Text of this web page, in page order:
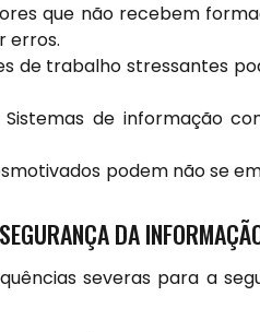
que não recebem
erros.
de trabalho stressantes
Sistemas de informação
podem não se
DA
severas para a